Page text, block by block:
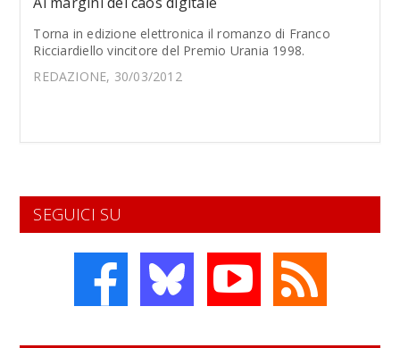
Torna in edizione elettronica il romanzo di Franco
Ricciardiello vincitore del Premio Urania 1998.
REDAZIONE, 30/03/2012
SEGUICI SU